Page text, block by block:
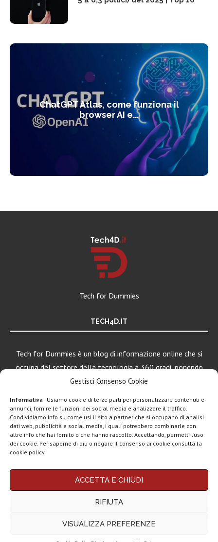
Gestisci Consenso Cookie
Informativa - Usiamo cookie di terze parti per personalizzare contenuti e
annunci, fornire le funzioni dei social media e analizzare il traffico.
Condividiamo info su come usi il sito a partner che si occupano di analisi
dati web, pubblicità e social media, i quali potrebbero combinarle con
altre info che hai fornito o che hanno raccolto. Accettando, permetti l’uso
dei cookie. Per saperne di più o negare il consenso ai cookie consulta la
cookie policy.
ACCETTA E CHIUDI
RIFIUTA
VISUALIZZA PREFERENZE
ChatGPT Atlas, come funziona il
browser AI e...
Tech for Dummies
TECH4D.IT
Tech for Dummies è un blog di informazione online che si
occupa del settore della tecnologia a 360 gradi, ponendo
una particolare attenzione al mondo Android, Apple e
Chi siamo Contatti Disclaimer Privacy policy
Questo blog non rappresenta una testata giornalistica in quanto viene aggiornato
Affiliazione Amazon EU, un programma che eroga ai siti una commissione
Tech4Dummies riceve un guadagno dagli acquisti idonei.
LEGGI ANCHE
ClawdBot
(OpenClaw):
ChatGPT Go,